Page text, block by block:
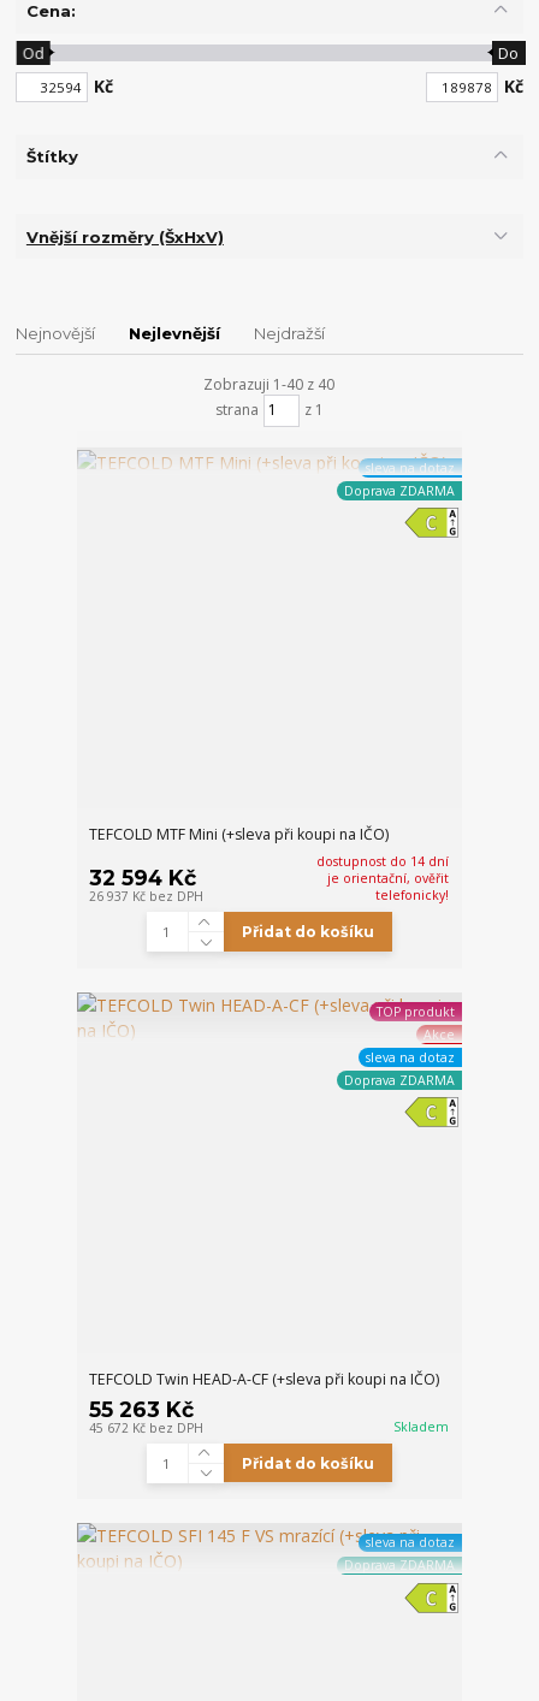
Cena:
Kč
Od Do
Kč
Štítky
Vnější rozměry (ŠxHxV)
Nejnovější Nejlevnější Nejdražší
Zobrazuji 1-40 z 40
strana
z 1
sleva na dotaz
Doprava ZDARMA
TEFCOLD MTF Mini (+sleva při koupi na IČO)
32 594 Kč
26 937 Kč bez DPH
dostupnost do 14 dní
je orientační, ověřit
telefonicky!
Přidat do košíku
TOP produkt
Akce
sleva na dotaz
Doprava ZDARMA
TEFCOLD Twin HEAD-A-CF (+sleva při koupi na IČO)
55 263 Kč
45 672 Kč bez DPH Skladem
Přidat do košíku
sleva na dotaz
Doprava ZDARMA